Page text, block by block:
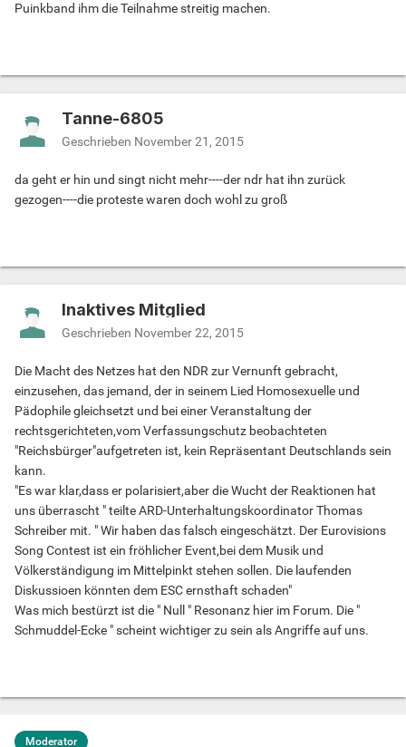
Puinkband ihm die Teilnahme streitig machen.
Tanne-6805
Geschrieben November 21, 2015
da geht er hin und singt nicht mehr----der ndr hat ihn zurück
gezogen----die proteste waren doch wohl zu groß
Inaktives Mitglied
Geschrieben November 22, 2015
Die Macht des Netzes hat den NDR zur Vernunft gebracht,
einzusehen, das jemand, der in seinem Lied Homosexuelle und
Pädophile gleichsetzt und bei einer Veranstaltung der
rechtsgerichteten,vom Verfassungschutz beobachteten
"Reichsbürger"aufgetreten ist, kein Repräsentant Deutschlands sein
kann.
"Es war klar,dass er polarisiert,aber die Wucht der Reaktionen hat
uns überrascht " teilte ARD-Unterhaltungskoordinator Thomas
Schreiber mit. " Wir haben das falsch eingeschätzt. Der Eurovisions
Song Contest ist ein fröhlicher Event,bei dem Musik und
Völkerständigung im Mittelpinkt stehen sollen. Die laufenden
Diskussioen könnten dem ESC ernsthaft schaden"
Was mich bestürzt ist die " Null " Resonanz hier im Forum. Die "
Schmuddel-Ecke " scheint wichtiger zu sein als Angriffe auf uns.
Moderator